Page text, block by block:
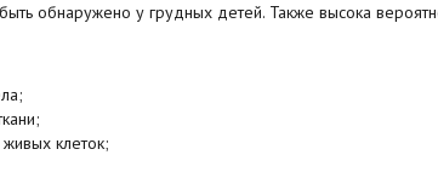
обнаружено у грудных детей. Также высока
клеток;